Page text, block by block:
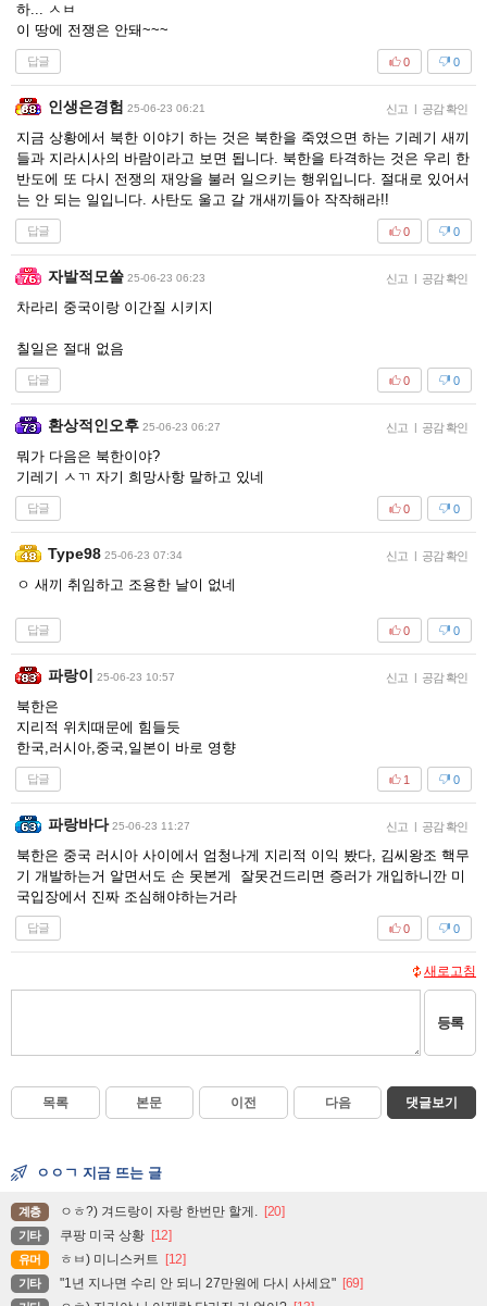
하... ㅅㅂ
이 땅에 전쟁은 안돼~~~
답글 0
0
인생은경험 25-06-23 06:21 신고 | 공감 확인
지금 상황에서 북한 이야기 하는 것은 북한을 죽였으면 하는 기레기 새끼
들과 지라시사의 바람이라고 보면 됩니다. 북한을 타격하는 것은 우리 한
반도에 또 다시 전쟁의 재앙을 불러 일으키는 행위입니다. 절대로 있어서
는 안 되는 일입니다. 사탄도 울고 갈 개새끼들아 작작해라!!
답글 0
0
자발적모쏠 25-06-23 06:23 신고 | 공감 확인
차라리 중국이랑 이간질 시키지
칠일은 절대 없음
답글 0
0
환상적인오후 25-06-23 06:27 신고 | 공감 확인
뭐가 다음은 북한이야?
기레기 ㅅㄲ 자기 희망사항 말하고 있네
답글 0
0
Type98 25-06-23 07:34 신고 | 공감 확인
ㅇ 새끼 취임하고 조용한 날이 없네
답글 0
0
파랑이 25-06-23 10:57 신고 | 공감 확인
북한은
지리적 위치때문에 힘들듯
한국,러시아,중국,일본이 바로 영향
답글 0
1
파랑바다 25-06-23 11:27 신고 | 공감 확인
북한은 중국 러시아 사이에서 엄청나게 지리적 이익 봤다, 김씨왕조 핵무
기 개발하는거 알면서도 손 못본게 잘못건드리면 증러가 개입하니깐 미
국입장에서 진짜 조심해야하는거라
답글 0
0
새로고침
등록
목록 본문 이전 다음 댓글보기
ㅇㅇㄱ 지금 뜨는 글
계층 ㅇㅎ?) 겨드랑이 자랑 한번만 할게. [20]
기타 쿠팡 미국 상황 [12]
유머 ㅎㅂ) 미니스커트 [12]
기타 "1년 지나면 수리 안 되니 27만원에 다시 사세요" [69]